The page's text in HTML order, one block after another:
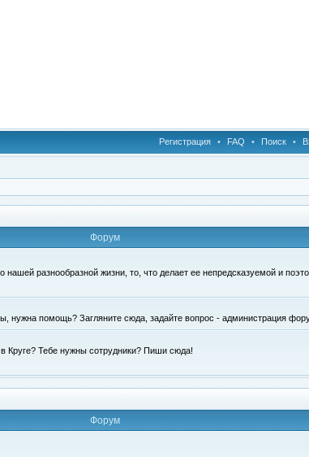
Регистрация • FAQ • Поиск •
Форум
разнообразной жизни, то, что делает ее непредсказуемой и
нужна помощь? Загляните сюда, задайте вопрос - администрация
Круге? Тебе нужны сотрудники? Пиши сюда!
Форум